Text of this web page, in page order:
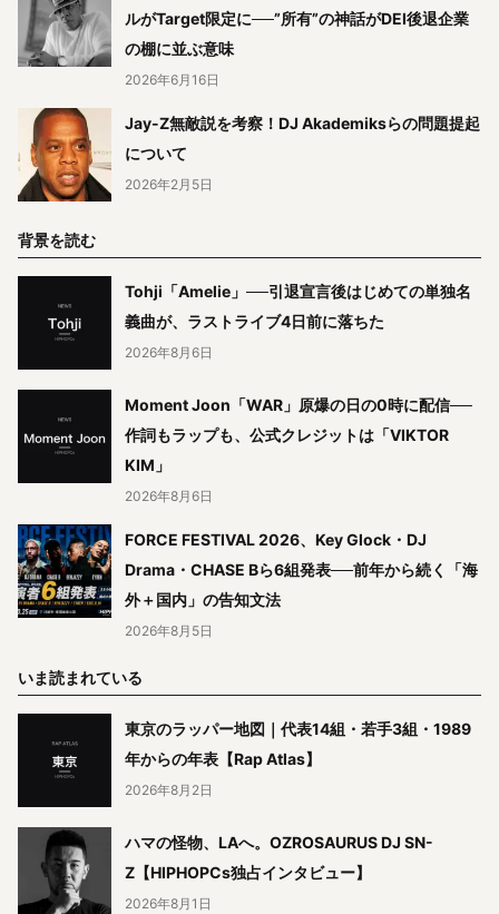
ルがTarget限定に──”所有”の神話がDEI後退企業
の棚に並ぶ意味
2026年6月16日
Jay-Z無敵説を考察！DJ Akademiksらの問題提起
について
2026年2月5日
背景を読む
Tohji「Amelie」──引退宣言後はじめての単独名
義曲が、ラストライブ4日前に落ちた
2026年8月6日
Moment Joon「WAR」原爆の日の0時に配信──
作詞もラップも、公式クレジットは「VIKTOR
KIM」
2026年8月6日
FORCE FESTIVAL 2026、Key Glock・DJ
Drama・CHASE Bら6組発表──前年から続く「海
外＋国内」の告知文法
2026年8月5日
いま読まれている
東京のラッパー地図｜代表14組・若手3組・1989
年からの年表【Rap Atlas】
2026年8月2日
ハマの怪物、LAへ。OZROSAURUS DJ SN-
Z【HIPHOPCs独占インタビュー】
2026年8月1日